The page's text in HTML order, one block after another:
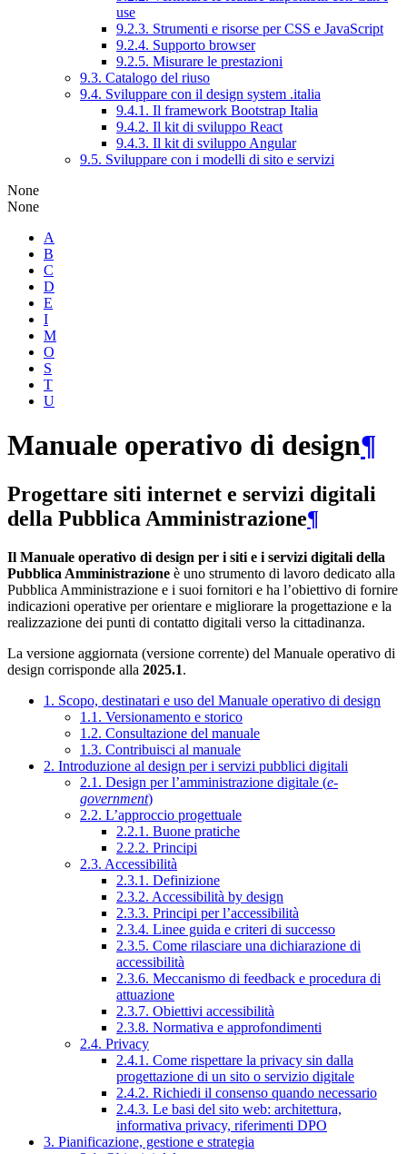
use
9.2.3. Strumenti e risorse per CSS e JavaScript
9.2.4. Supporto browser
9.2.5. Misurare le prestazioni
9.3. Catalogo del riuso
9.4. Sviluppare con il design system .italia
9.4.1. Il framework Bootstrap Italia
9.4.2. Il kit di sviluppo React
9.4.3. Il kit di sviluppo Angular
9.5. Sviluppare con i modelli di sito e servizi
None
None
A
B
C
D
E
I
M
O
S
T
U
Manuale operativo di design¶
Progettare siti internet e servizi digitali
della Pubblica Amministrazione¶
Il Manuale operativo di design per i siti e i servizi digitali della
Pubblica Amministrazione è uno strumento di lavoro dedicato alla
Pubblica Amministrazione e i suoi fornitori e ha l’obiettivo di fornire
indicazioni operative per orientare e migliorare la progettazione e la
realizzazione dei punti di contatto digitali verso la cittadinanza.
La versione aggiornata (versione corrente) del Manuale operativo di
design corrisponde alla 2025.1.
1. Scopo, destinatari e uso del Manuale operativo di design
1.1. Versionamento e storico
1.2. Consultazione del manuale
1.3. Contribuisci al manuale
2. Introduzione al design per i servizi pubblici digitali
2.1. Design per l’amministrazione digitale (e-
government)
2.2. L’approccio progettuale
2.2.1. Buone pratiche
2.2.2. Principi
2.3. Accessibilità
2.3.1. Definizione
2.3.2. Accessibilità by design
2.3.3. Principi per l’accessibilità
2.3.4. Linee guida e criteri di successo
2.3.5. Come rilasciare una dichiarazione di
accessibilità
2.3.6. Meccanismo di feedback e procedura di
attuazione
2.3.7. Obiettivi accessibilità
2.3.8. Normativa e approfondimenti
2.4. Privacy
2.4.1. Come rispettare la privacy sin dalla
progettazione di un sito o servizio digitale
2.4.2. Richiedi il consenso quando necessario
2.4.3. Le basi del sito web: architettura,
informativa privacy, riferimenti DPO
3. Pianificazione, gestione e strategia